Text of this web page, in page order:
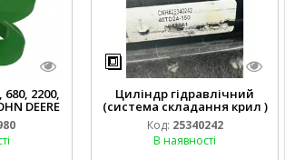
2200,
DEERE
Циліндр гідравлічний
(система складання крил )
Код: 25340242
В наявності